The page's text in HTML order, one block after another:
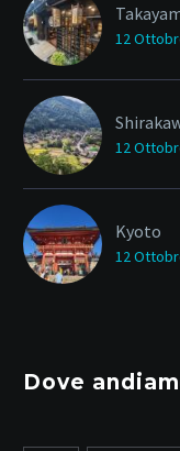
12
12
Kyoto
12
Dove